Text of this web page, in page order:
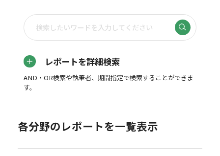
レポートを詳細検索
AND・OR検索や執筆者、期間指定で検索することができま
す。
各分野のレポートを一覧表示